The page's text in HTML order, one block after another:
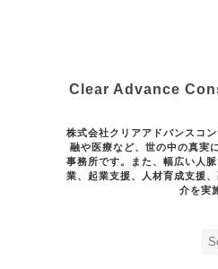
Clear Advance
株式会社クリアアドバンスコ
融や医療など、世の中の真実
事務所です。また、幅広い人
業、起業支援、人材育成支援
介を実